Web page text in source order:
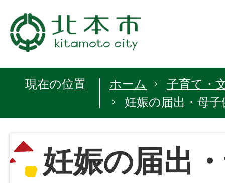
現在の位置 ホーム
子育て・
妊娠の届出・母
妊娠の届出